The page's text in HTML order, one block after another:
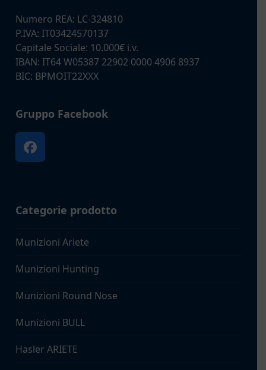
Numero REA: LC-324810
P.IVA: IT03424570137
Capitale Sociale: 10.000€ i.v.
IBAN: IT64 W05387 22902 0000 4906 8937
BIC: BPMOIT22XXX
Gruppo Facebook
Facebook
Categorie prodotto
Munizioni Ariete
Munizioni Hunting
Munizioni Round Nose
Munizioni BULL
Hasler ARIETE